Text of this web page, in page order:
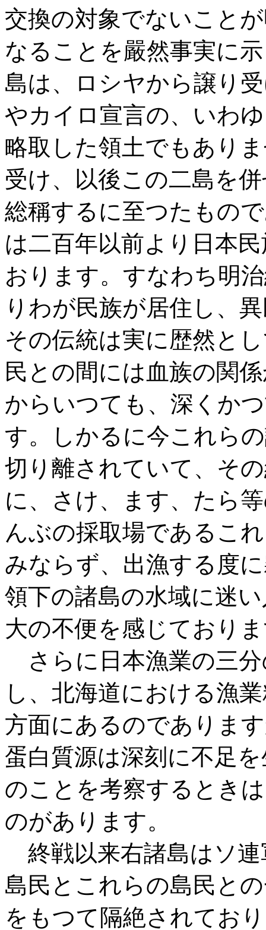
交換の対象でないこと
なることを嚴然事実に
島は、ロシヤから譲り
やカイロ宣言の、いわ
略取した領土でもあり
受け、以後この二島を
総稱するに至つたもの
は二百年以前より日本
おります。すなわち明
りわが民族が居住し、
その伝統は実に歴然と
民との間には血族の関
からいつても、深くか
す。しかるに今これら
切り離されていて、そ
に、さけ、ます、たら
んぶの採取場であるこ
みならず、出漁する度
領下の諸島の水域に迷
大の不便を感じており
さらに日本漁業の三
し、北海道における漁
方面にあるのでありま
蛋白質源は深刻に不足
のことを考察するとき
のがあります。
終戦以来右諸島はソ連
島民とこれらの島民と
をもつて隔絶されてお